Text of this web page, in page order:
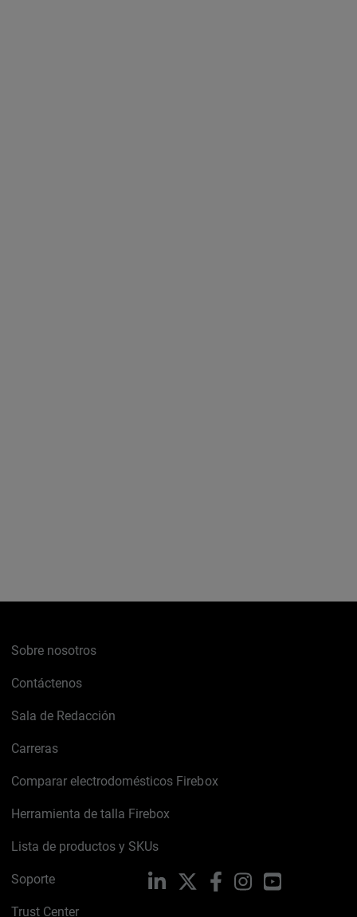
Sobre nosotros
Contáctenos
Sala de Redacción
Carreras
Comparar electrodomésticos Firebox
Herramienta de talla Firebox
Lista de productos y SKUs
Soporte
Trust Center
LinkedIn FacebookInstagramYouTube